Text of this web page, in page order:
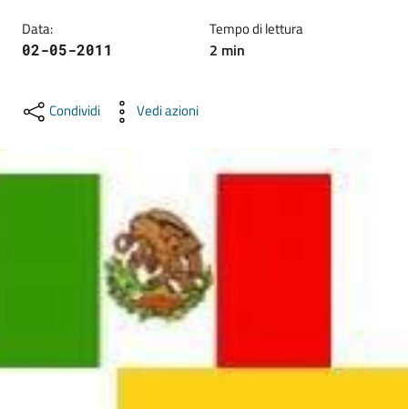
e
Innovazione
Internazionalizzazione
Data:
02-05-2011
Tempo di lettura
2 min
Condividi Vedi azioni